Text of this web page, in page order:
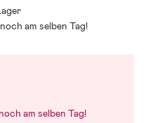
am selben Tag!
am selben Tag!